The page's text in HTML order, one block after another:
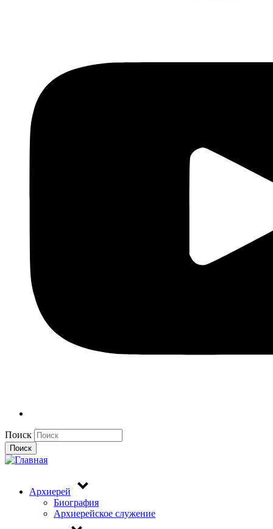
Поиск
Поиск
Архиерей
Биография
Архиерейское служение